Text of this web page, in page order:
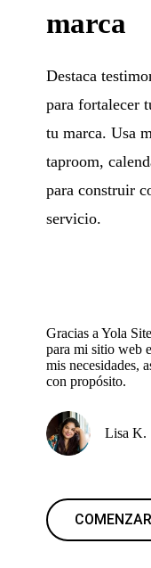
marca
Destaca
para fortalecer
tu marca. Usa
taproom,
para construir
servicio.
Gracias a Yola
para mi sitio web
mis necesidades,
con propósito.
Lisa K.